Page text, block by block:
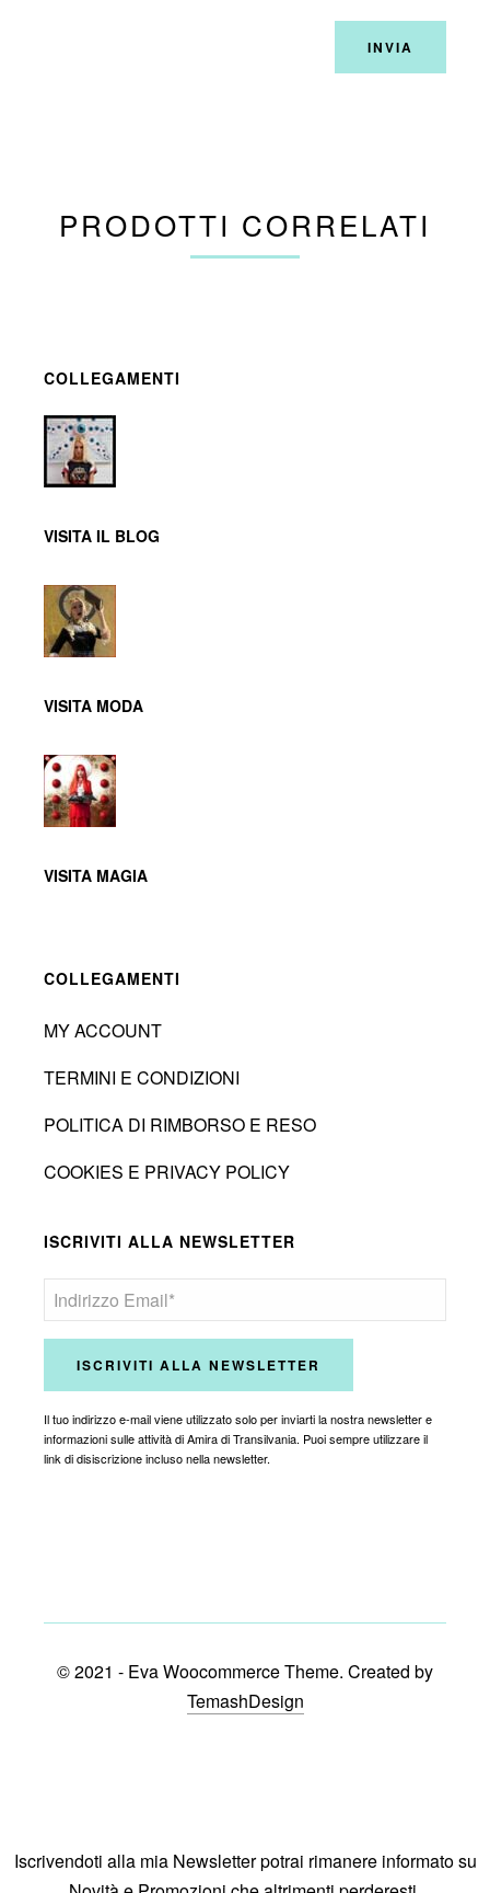
PRODOTTI CORRELATI
COLLEGAMENTI
VISITA IL BLOG
VISITA MODA
VISITA MAGIA
COLLEGAMENTI
MY ACCOUNT
TERMINI E CONDIZIONI
POLITICA DI RIMBORSO E RESO
COOKIES E PRIVACY POLICY
ISCRIVITI ALLA NEWSLETTER
Il tuo indirizzo e-mail viene utilizzato solo per inviarti la nostra newsletter e
informazioni sulle attività di Amira di Transilvania. Puoi sempre utilizzare il
link di disiscrizione incluso nella newsletter.
© 2021 - Eva Woocommerce Theme. Created by
TemashDesign
Iscrivendoti alla mia Newsletter potrai rimanere informato su